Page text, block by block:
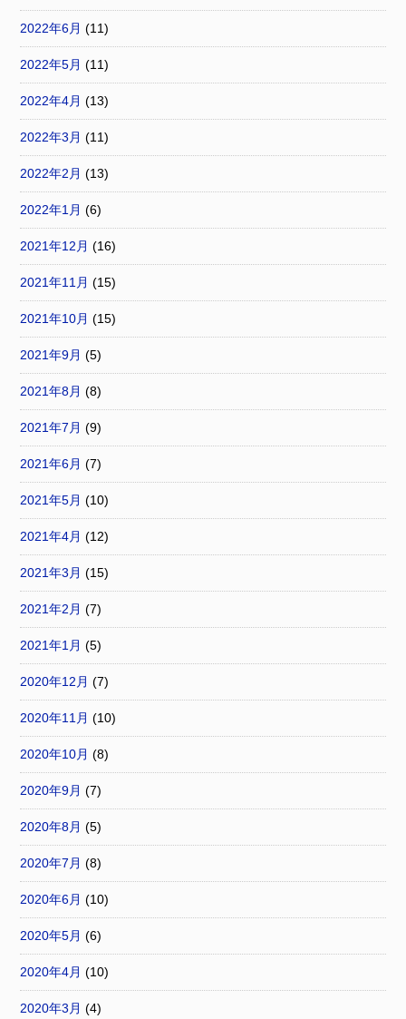
2022年6月 (11)
2022年5月 (11)
2022年4月 (13)
2022年3月 (11)
2022年2月 (13)
2022年1月 (6)
2021年12月 (16)
2021年11月 (15)
2021年10月 (15)
2021年9月 (5)
2021年8月 (8)
2021年7月 (9)
2021年6月 (7)
2021年5月 (10)
2021年4月 (12)
2021年3月 (15)
2021年2月 (7)
2021年1月 (5)
2020年12月 (7)
2020年11月 (10)
2020年10月 (8)
2020年9月 (7)
2020年8月 (5)
2020年7月 (8)
2020年6月 (10)
2020年5月 (6)
2020年4月 (10)
2020年3月 (4)